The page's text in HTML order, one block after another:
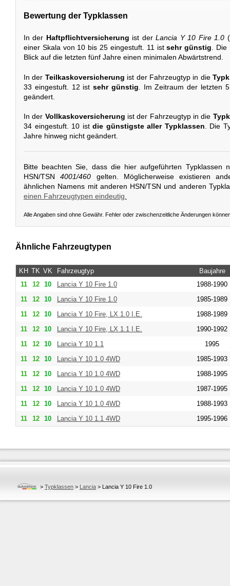
Bewertung der Typklassen
In der Haftpflichtversicherung ist derLancia Y 10 Fire 1.0
einer Skala von 10 bis 25 eingestuft. 11 istsehr günstig .
Blick auf die letzten fünf Jahre einen minimalen Abwärtstrend.
In der Teilkaskoversicherung ist der Fahrzeugtyp in die
33 eingestuft. 12 ist sehr günstig . Im Zeitraum der letzten
geändert.
In der Vollkaskoversicherung ist der Fahrzeugtyp in die
34 eingestuft. 10 istdie günstigste aller Typklassen. Die
Jahre hinweg nicht geändert.
Bitte beachten Sie, dass die hier aufgeführten Typklassen
HSN/TSN4001/460 gelten. Möglicherweise existieren
ähnlichen Namens mit anderen HSN/TSN und anderen
einen Fahrzeugtypen eindeutig.
Alle Angaben sind ohne Gewähr. Fehler oder zwischenzeitliche Änderungen
Ähnliche Fahrzeugtypen
KH TK VK Fahrzeugtyp
Baujahre
11
12 10 Lancia Y 10 Fire 1.0
1988-1990
11
12 10 Lancia Y 10 Fire 1.0
1985-1989
11
12 10 Lancia Y 10 Fire, LX 1.0 I.E.
1988-1989
11
12 10 Lancia Y 10 Fire, LX 1.1 I.E.
1990-1992
11
12 10 Lancia Y 10 1.1
1995
11
12 10 Lancia Y 10 1.0 4WD
1985-1993
11
12 10 Lancia Y 10 1.0 4WD
1988-1995
11
12 10 Lancia Y 10 1.0 4WD
1987-1995
11
12 10 Lancia Y 10 1.0 4WD
1988-1993
11
12 10 Lancia Y 10 1.1 4WD 1995-1996
> Typklassen > Lancia > Lancia Y 10 Fire 1.0